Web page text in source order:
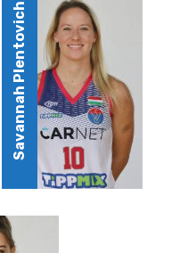
Savannah Plentovich